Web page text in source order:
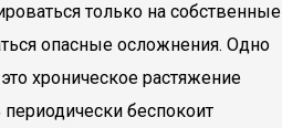
только на собственные
опасные осложнения. Одно
хроническое растяжение
беспокоит